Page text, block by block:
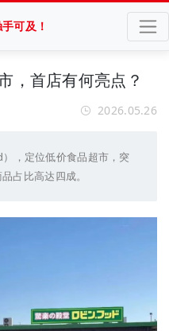
可及！
，首店有何亮点？
2026.05.26
，定位低价食品超市，突
占比高达四成。